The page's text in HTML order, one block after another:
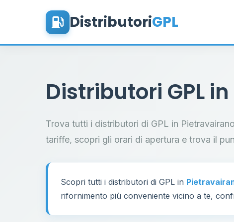
DistributoriGPL
Distributori GPL in
Trova tutti i distributori di GPL in
tariffe, scopri gli orari di apertura e trova il
Scopri tutti i distributori di GPL in
rifornimento più conveniente vicino a te,